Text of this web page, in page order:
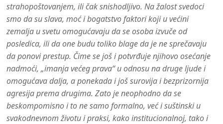
strahopoštovanjem, ili čak snishodljivo. Na žalost svedoci
smo da su slava, moć i bogatstvo faktori koji u većini
zemalja u svetu omogućavaju da se osoba izvuče od
posledica, ili da one budu toliko blage da je ne sprečavaju
da ponovi prestup. Čime se još i potvrđuje njihovo osećanje
nadmoći, „imanja većeg prava“ u odnosu na druge ljude i
omogućava dalja, a ponekada i još surovija i bezprizornija
agresija prema drugima. Zato je neophodno da se
beskompomisno i to ne samo formalno, već i suštinski u
svakodnevnom životu i praksi, kako institucionalnoj, tako i